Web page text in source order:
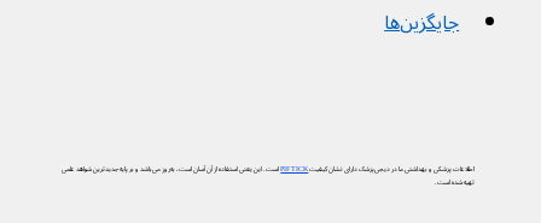
جایگزین‌ها
اطلاعات پزشکی و بهداشتی ما در دیجی‌پزشک دارای نشان کیفیتPIF TICKاست. این یعنی استفاده از آن آسان است، به‌روز می‌باشد و بر پایه جدیدترین شواهد علمی
تهیه شده است.